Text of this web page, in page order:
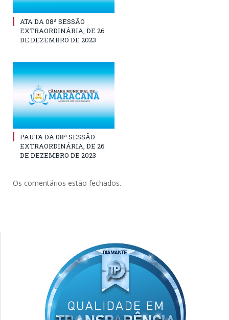
ATA DA 08ª SESSÃO
EXTRAORDINÁRIA, DE 26
DE DEZEMBRO DE 2023
PAUTA DA 08ª SESSÃO
EXTRAORDINÁRIA, DE 26
DE DEZEMBRO DE 2023
Os comentários estão fechados.